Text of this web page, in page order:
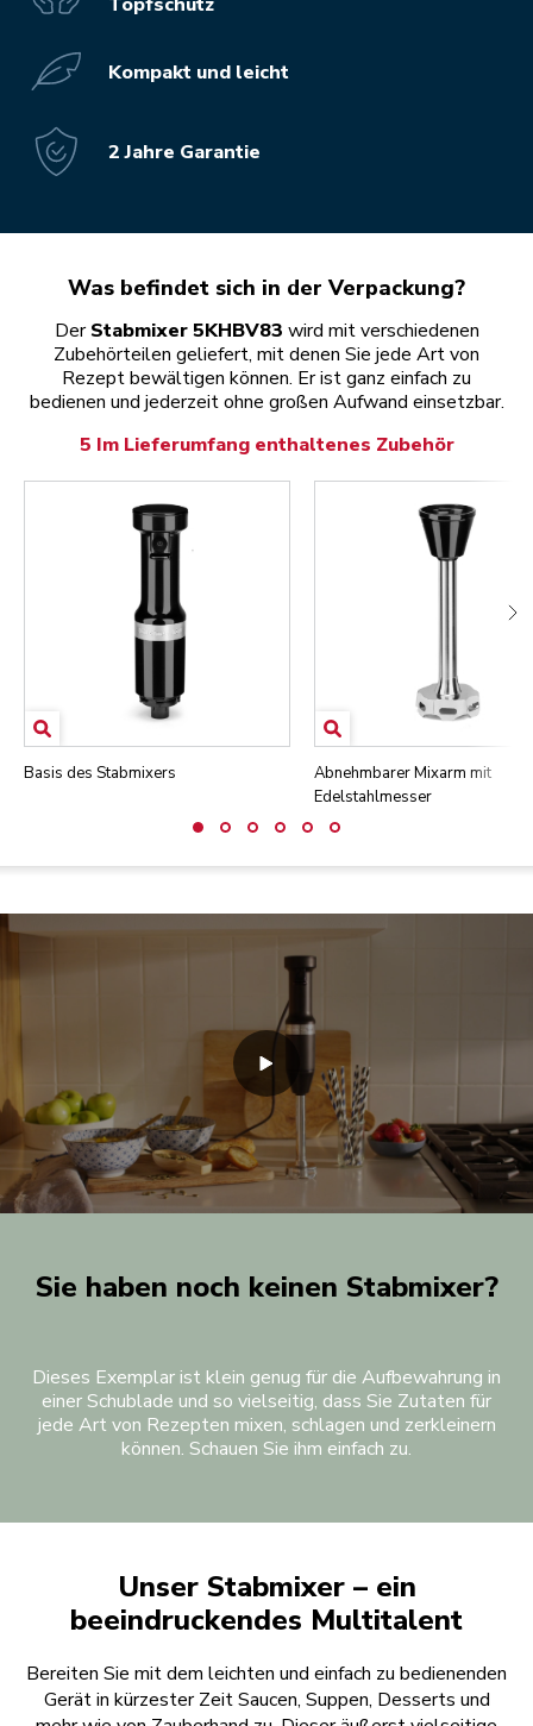
Kompakt und leicht
2 Jahre Garantie
Was befindet sich in der Verpackung?
DerStabmixer 5KHBV83 wird mit verschiedenen
Zubehörteilen geliefert, mit denen Sie jede Art von
Rezept bewältigen können. Er ist ganz einfach zu
bedienen und jederzeit ohne großen Aufwand einsetzbar.
5 Im Lieferumfang enthaltenes Zubehör
Basis des Stabmixers
Abnehmbarer Mixarm mit
Edelstahlmesser
Sie haben noch keinen Stabmixer?
Dieses Exemplar ist klein genug für die Aufbewahrung in
einer Schublade und so vielseitig, dass Sie Zutaten für
jede Art von Rezepten mixen, schlagen und zerkleinern
können. Schauen Sie ihm einfach zu.
Unser Stabmixer – ein
beeindruckendes Multitalent
Bereiten Sie mit dem leichten und einfach zu bedienenden
Gerät in kürzester Zeit Saucen, Suppen, Desserts und